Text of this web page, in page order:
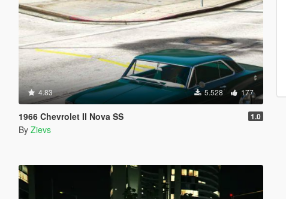
4.83 5.528 177
1966 Chevrolet II Nova SS 1.0
By Zievs